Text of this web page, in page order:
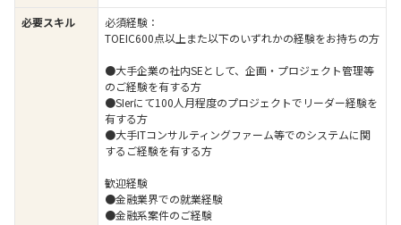
必要スキル
必須経験：
TOEIC600点以上また以下のいずれかの経験をお持ちの方
●大手企業の社内SEとして、企画・プロジェクト管理等
のご経験を有する方
●SIerにて100人月程度のプロジェクトでリーダー経験を
有する方
●大手ITコンサルティングファーム等でのシステムに関
するご経験を有する方
歓迎経験
●金融業界での就業経験
●金融系案件のご経験